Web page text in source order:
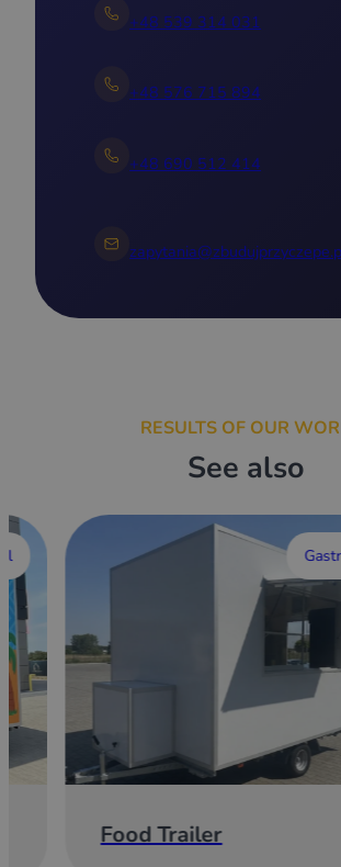
+48 539 314 031
+48 576 715 894
+48 690 512 414
RESULTS OF OUR
See also
Food Trailer